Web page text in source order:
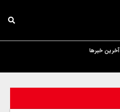
آخرین خبرها